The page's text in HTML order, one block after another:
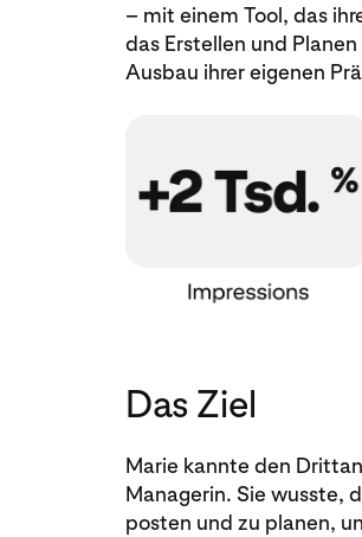
– mit einem Tool, das
das Erstellen und
Ausbau ihrer eigenen
Das Ziel
Marie kannte den
Managerin. Sie wusste,
posten und zu planen,